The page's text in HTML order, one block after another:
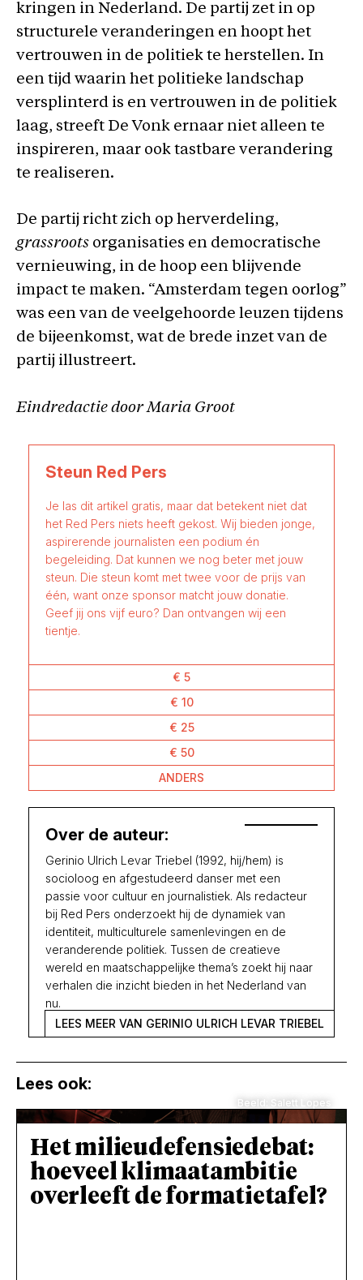
kringen in Nederland. De partij zet in op
structurele veranderingen en hoopt het
vertrouwen in de politiek te herstellen. In
een tijd waarin het politieke landschap
versplinterd is en vertrouwen in de politiek
laag, streeft De Vonk ernaar niet alleen te
inspireren, maar ook tastbare verandering
te realiseren.
De partij richt zich op herverdeling,
grassroots organisaties en democratische
vernieuwing, in de hoop een blijvende
impact te maken. “Amsterdam tegen oorlog”
was een van de veelgehoorde leuzen tijdens
de bijeenkomst, wat de brede inzet van de
partij illustreert.
Eindredactie door Maria Groot
Steun Red Pers
Je las dit artikel gratis, maar dat betekent niet dat
het Red Pers niets heeft gekost. Wij bieden jonge,
aspirerende journalisten een podium én
begeleiding. Dat kunnen we nog beter met jouw
steun. Die steun komt met twee voor de prijs van
één, want onze sponsor matcht jouw donatie.
Geef jij ons vijf euro? Dan ontvangen wij een
tientje.
€ 5
€ 10
€ 25
€ 50
ANDERS
Over de auteur:
Gerinio Ulrich Levar Triebel (1992, hij/hem) is
socioloog en afgestudeerd danser met een
passie voor cultuur en journalistiek. Als redacteur
bij Red Pers onderzoekt hij de dynamiek van
identiteit, multiculturele samenlevingen en de
veranderende politiek. Tussen de creatieve
wereld en maatschappelijke thema’s zoekt hij naar
verhalen die inzicht bieden in het Nederland van
nu.
LEES MEER VAN GERINIO ULRICH LEVAR TRIEBEL
Lees ook:
Beeld: Salett Lopes
Het milieudefensiedebat:
hoeveel klimaatambitie
overleeft de formatietafel?